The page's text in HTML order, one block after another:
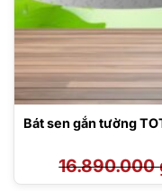
Bát sen gắn tường
16.890.000